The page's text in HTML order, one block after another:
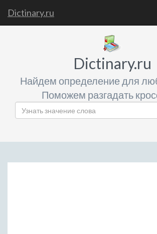
Dictinary.ru
Dictinary.ru
Найдем определение для
Поможем разгадать